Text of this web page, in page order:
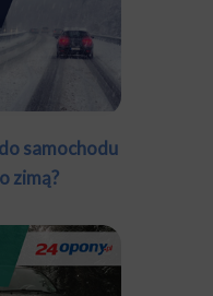
samochodu
zimą?